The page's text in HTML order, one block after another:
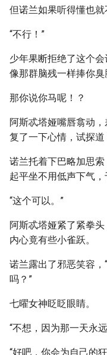
但诺兰如果听得懂也就
“不行！”
少年果断拒绝了这个
像那群脑残一样捧你
那你说你马呢！？
阿斯忒塔娅嘴唇翕动
复了一下心情，试探道
诺兰托着下巴略加思
起平坐不用低声下气，
“这个可以。”
阿斯忒塔娅紧了紧拳
内心竟有些小雀跃。
诺兰露出了邪恶笑容
吗？”
七曜女神眨眨眼睛。
“不想，因为那一天永
“好吧，你会为自己的